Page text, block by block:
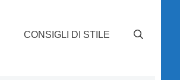
CONSIGLI DI STILE